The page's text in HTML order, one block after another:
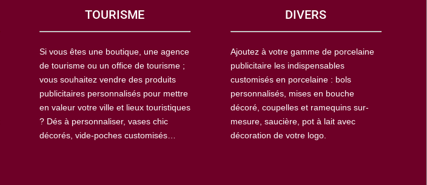
TOURISME
Si vous êtes une boutique, une agence
de tourisme ou un office de tourisme ;
vous souhaitez vendre des produits
publicitaires personnalisés pour mettre
en valeur votre ville et lieux touristiques
? Dés à personnaliser, vases chic
décorés, vide-poches customisés…
DIVERS
Ajoutez à votre gamme de porcelaine
publicitaire les indispensables
customisés en porcelaine : bols
personnalisés, mises en bouche
décoré, coupelles et ramequins sur-
mesure, saucière, pot à lait avec
décoration de votre logo.